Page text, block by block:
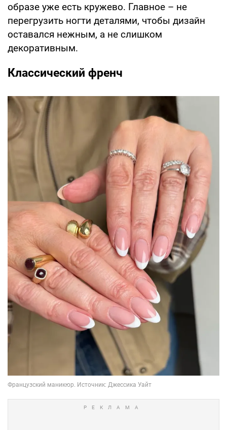
образе уже есть кружево. Главное – не
перегрузить ногти деталями, чтобы дизайн
оставался нежным, а не слишком
декоративным.
Классический френч